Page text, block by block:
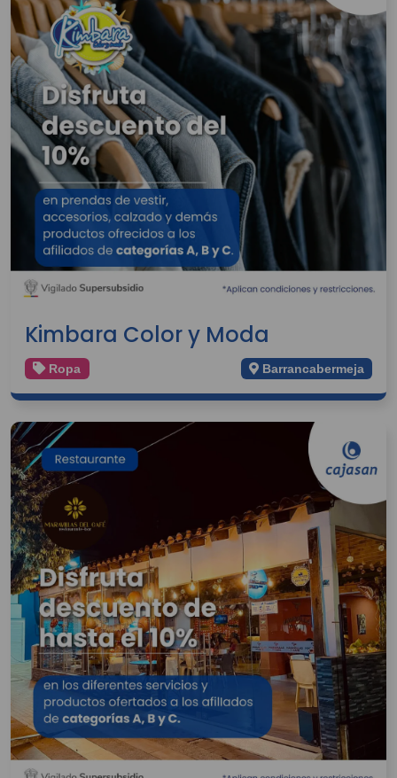
Kimbara Color y Moda
Ropa Barrancabermeja